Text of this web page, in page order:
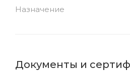
Назначение
Документы и